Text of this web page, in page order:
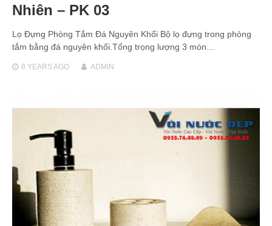
Nhiên – PK 03
Lọ Đựng Phòng Tắm Đá Nguyên Khối Bộ lọ đựng trong phòng
tắm bằng đá nguyên khối.Tổng trọng lượng 3 món…
8 YEARSAGO ADMIN